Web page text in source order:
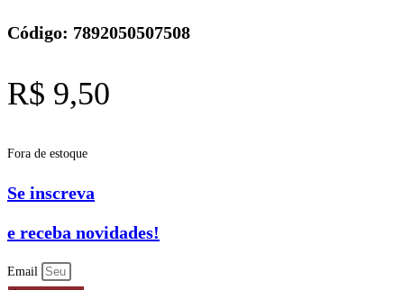
Código: 7892050507508
R$ 9,50
Fora de estoque
Se inscreva
e receba novidades!
Email